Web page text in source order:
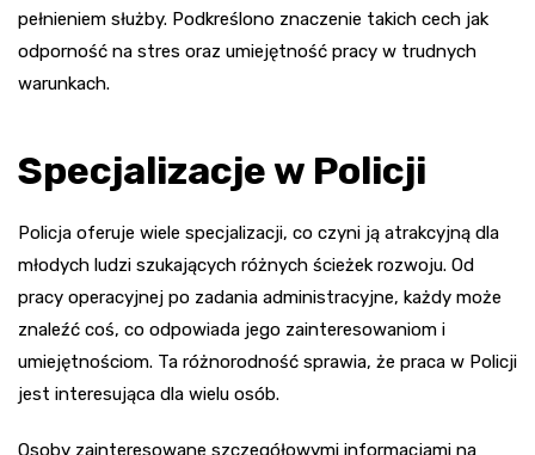
pełnieniem służby. Podkreślono znaczenie takich cech jak
odporność na stres oraz umiejętność pracy w trudnych
warunkach.
Specjalizacje w Policji
Policja oferuje wiele specjalizacji, co czyni ją atrakcyjną dla
młodych ludzi szukających różnych ścieżek rozwoju. Od
pracy operacyjnej po zadania administracyjne, każdy może
znaleźć coś, co odpowiada jego zainteresowaniom i
umiejętnościom. Ta różnorodność sprawia, że praca w Policji
jest interesująca dla wielu osób.
Osoby zainteresowane szczegółowymi informacjami na